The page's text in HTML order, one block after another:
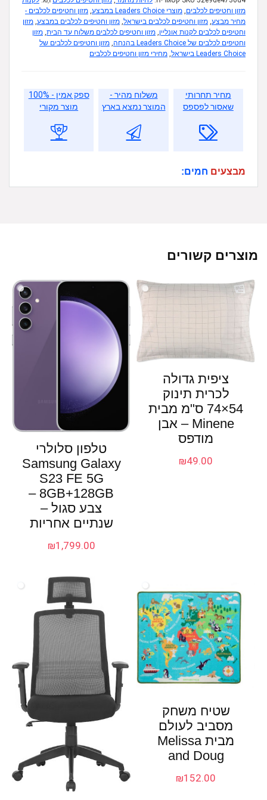
מזון וחטיפים לכלבים, מוצרי Leaders Choice במבצע , מזון וחטיפים לכלבים -
מחיר מבצע, מזון וחטיפים לכלבים בישראל, מזון וחטיפים לכלבים במבצע, מזון
וחטיפים לכלבים לקנות אונליין, מזון וחטיפים לכלבים משלוח עד הבית, מזון
וחטיפים לכלבים של Leaders Choice בהנחה
, מזון וחטיפים לכלבים של
Leaders Choice בישראל
, מחירי מזון וחטיפים לכלבים
מחיר תחרותי
שאסור לפספס
משלוח מהיר -
המוצר נמצא בארץ
ספק אמין - 100%
מוצר מקורי
מבצעים חמים:
מוצרים קשורים
ציפית גדולה
לכרית תינוק
54×74 ס"מ מבית
Minene – אבן
מודפס
₪49.00
טלפון סלולרי
Samsung Galaxy
S23 FE 5G
8GB+128GB –
צבע סגול –
שנתיים אחריות
₪1,799.00
שטיח משחק
מסביב לעולם
מבית Melissa
and Doug
₪152.00